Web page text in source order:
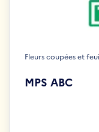
Fleurs coupées et
MPS ABC